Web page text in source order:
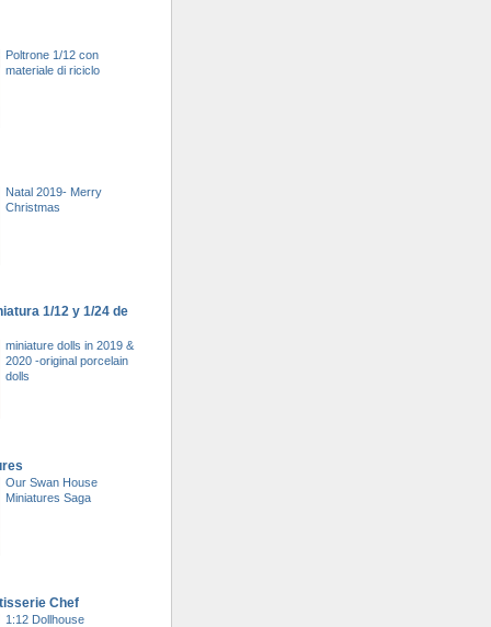
Poltrone 1/12 con
materiale di riciclo
Natal 2019- Merry
Christmas
1/12 y 1/24 de
miniature dolls in 2019 &
2020 -original porcelain
dolls
Our Swan House
Miniatures Saga
Chef
1:12 Dollhouse